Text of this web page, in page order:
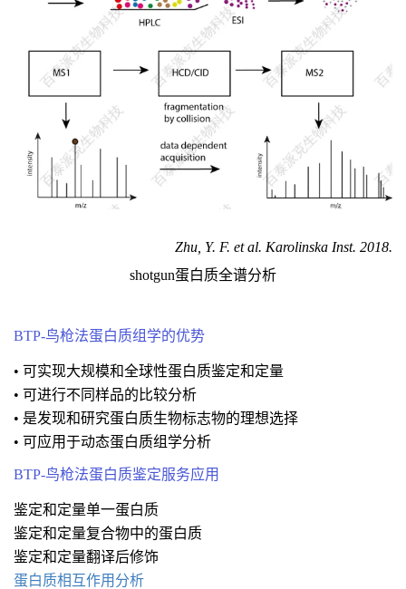
Zhu, Y. F. et al. Karolinska Inst. 2018.
shotgun蛋白质全谱分析
BTP-鸟枪法蛋白质组学的优势
• 可实现大规模和全球性蛋白质鉴定和定量
• 可进行不同样品的比较分析
• 是发现和研究蛋白质生物标志物的理想选择
• 可应用于动态蛋白质组学分析
BTP-鸟枪法蛋白质鉴定服务应用
鉴定和定量单一蛋白质
鉴定和定量复合物中的蛋白质
鉴定和定量翻译后修饰
蛋白质相互作用分析